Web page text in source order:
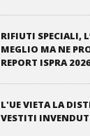
RIFIUTI SPECIALI,
MEGLIO MA NE
REPORT ISPRA
L'UE VIETA LA
VESTITI